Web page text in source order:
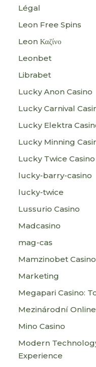
Légal
Leon Free Spins
Leon Καζίνο
Leonbet
Librabet
Lucky Anon Casino
Lucky Carnival
Lucky Elektra
Lucky Minning
Lucky Twice Casino
lucky-barry-casino
lucky-twice
Lussurio Casino
Madcasino
mag-cas
Mamzinobet Casino
Marketing
Megapari Casino:
Mezinárodní Online
Mino Casino
Modern
Experience